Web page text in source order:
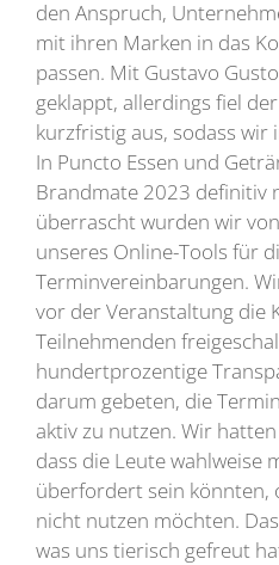
den Anspruch,
mit ihren Marken in das
passen. Mit Gustavo
geklappt, allerdings fiel
kurzfristig aus, sodass
In Puncto Essen und
Brandmate 2023 definitiv
überrascht wurden wir
unseres Online-Tools für
Terminvereinbarungen.
vor der Veranstaltung die
Teilnehmenden
hundertprozentige
darum gebeten, die
aktiv zu nutzen. Wir
dass die Leute wahlweise
überfordert sein könnten,
nicht nutzen möchten.
was uns tierisch gefreut